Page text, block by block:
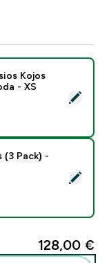
Basics Tiesios
Kojos
- XS
Crew Socks (3
(3 Pack) -
128,00 €‎